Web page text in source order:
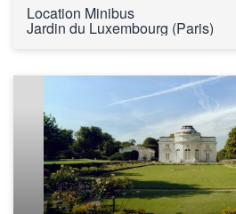
Location Minibus
Jardin du Luxembourg (Paris)